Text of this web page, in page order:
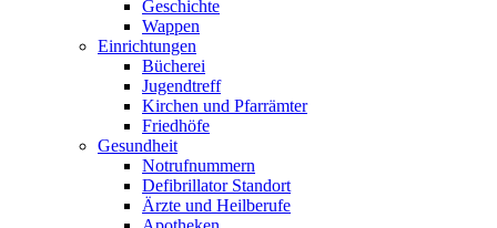
Geschichte
Wappen
Einrichtungen
Bücherei
Jugendtreff
Kirchen und Pfarrämter
Friedhöfe
Gesundheit
Notrufnummern
Defibrillator Standort
Ärzte und Heilberufe